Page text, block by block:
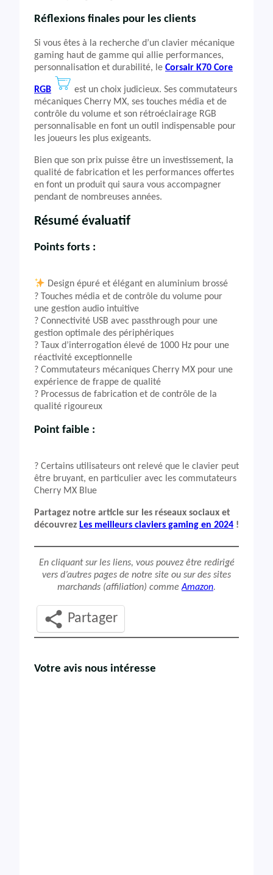
Réflexions finales pour les clients
Si vous êtes à la recherche d’un clavier mécanique
gaming haut de gamme qui allie performances,
personnalisation et durabilité, le Corsair K70 Core
RGB
est un choix judicieux. Ses commutateurs
mécaniques Cherry MX, ses touches média et de
contrôle du volume et son rétroéclairage RGB
personnalisable en font un outil indispensable pour
les joueurs les plus exigeants.
Bien que son prix puisse être un investissement, la
qualité de fabrication et les performances offertes
en font un produit qui saura vous accompagner
pendant de nombreuses années.
Résumé évaluatif
Points forts :
Design épuré et élégant en aluminium brossé
?️ Touches média et de contrôle du volume pour
une gestion audio intuitive
? Connectivité USB avec passthrough pour une
gestion optimale des périphériques
?️ Taux d’interrogation élevé de 1000 Hz pour une
réactivité exceptionnelle
? Commutateurs mécaniques Cherry MX pour une
expérience de frappe de qualité
? Processus de fabrication et de contrôle de la
qualité rigoureux
Point faible :
? Certains utilisateurs ont relevé que le clavier peut
être bruyant, en particulier avec les commutateurs
Cherry MX Blue
Partagez notre article sur les réseaux sociaux et
découvrez Les meilleurs claviers gaming en 2024 !
En cliquant sur les liens, vous pouvez être redirigé
vers d’autres pages de notre site ou sur des sites
marchands (affiliation) commeAmazon.
Partager
Votre avis nous intéresse